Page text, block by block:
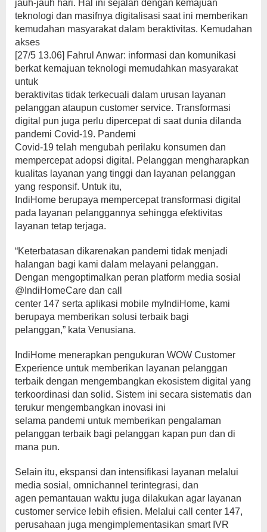
jauh-jauh hari. Hal ini sejalan dengan kemajuan
teknologi dan masifnya digitalisasi saat ini memberikan
kemudahan masyarakat dalam beraktivitas. Kemudahan
akses
[27/5 13.06] Fahrul Anwar: informasi dan komunikasi
berkat kemajuan teknologi memudahkan masyarakat
untuk
beraktivitas tidak terkecuali dalam urusan layanan
pelanggan ataupun customer service. Transformasi
digital pun juga perlu dipercepat di saat dunia dilanda
pandemi Covid-19. Pandemi
Covid-19 telah mengubah perilaku konsumen dan
mempercepat adopsi digital. Pelanggan mengharapkan
kualitas layanan yang tinggi dan layanan pelanggan
yang responsif. Untuk itu,
IndiHome berupaya mempercepat transformasi digital
pada layanan pelanggannya sehingga efektivitas
layanan tetap terjaga.
“Keterbatasan dikarenakan pandemi tidak menjadi
halangan bagi kami dalam melayani pelanggan.
Dengan mengoptimalkan peran platform media sosial
@IndiHomeCare dan call
center 147 serta aplikasi mobile myIndiHome, kami
berupaya memberikan solusi terbaik bagi
pelanggan,” kata Venusiana.
IndiHome menerapkan pengukuran WOW Customer
Experience untuk memberikan layanan pelanggan
terbaik dengan mengembangkan ekosistem digital yang
terkoordinasi dan solid. Sistem ini secara sistematis dan
terukur mengembangkan inovasi ini
selama pandemi untuk memberikan pengalaman
pelanggan terbaik bagi pelanggan kapan pun dan di
mana pun.
Selain itu, ekspansi dan intensifikasi layanan melalui
media sosial, omnichannel terintegrasi, dan
agen pemantauan waktu juga dilakukan agar layanan
customer service lebih efisien. Melalui call center 147,
perusahaan juga mengimplementasikan smart IVR